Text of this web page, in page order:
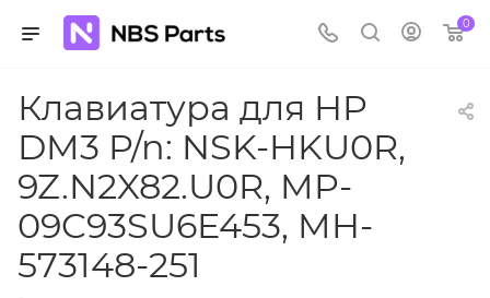
0
Клавиатура для HP
DM3 P/n: NSK-HKU0R,
9Z.N2X82.U0R, MP-
09C93SU6E453, MH-
573148-251